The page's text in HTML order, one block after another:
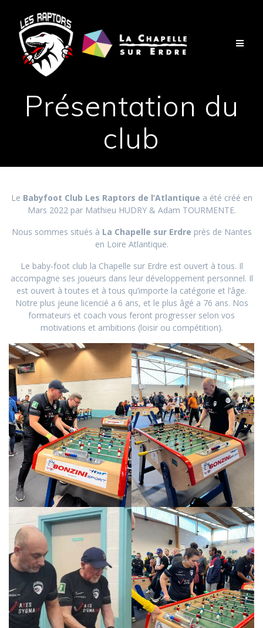
Présentation du
club
Le Babyfoot Club Les Raptors de l’Atlantique a été créé en
Mars 2022 par Mathieu HUDRY & Adam TOURMENTE.
Nous sommes situés à La Chapelle sur Erdre près de Nantes
en Loire Atlantique.
Le baby-foot club la Chapelle sur Erdre est ouvert à tous. Il
accompagne ses joueurs dans leur développement personnel. Il
est ouvert à toutes et à tous qu’importe la catégorie et l’âge.
Notre plus jeune licencié a 6 ans, et le plus âgé a 76 ans. Nos
formateurs et coach vous feront progresser selon vos
motivations et ambitions (loisir ou compétition).